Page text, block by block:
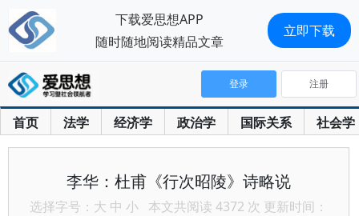
首页 法学 经济学 政治学 国际关系 社会学
登录 注册
李华：杜甫《行次昭陵》诗略说
选择字号： 大 中 小 本文共阅读 4372 次 更新时间：
下载爱思想APP
随时随地阅读精品文章
立即下载